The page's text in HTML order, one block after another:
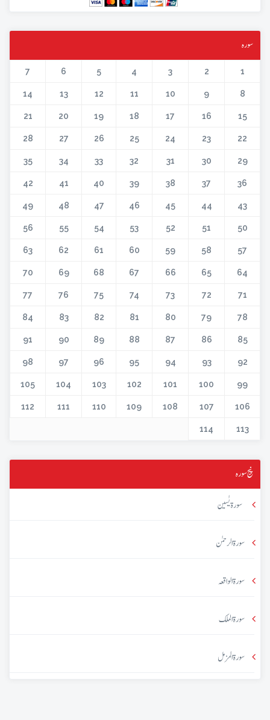
سورہ
1
2
3
4
5
6
7
8
9
10
11
12
13
14
15
16
17
18
19
20
21
22
23
24
25
26
27
28
29
30
31
32
33
34
35
36
37
38
39
40
41
42
43
44
45
46
47
48
49
50
51
52
53
54
55
56
57
58
59
60
61
62
63
64
65
66
67
68
69
70
71
72
73
74
75
76
77
78
79
80
81
82
83
84
85
86
87
88
89
90
91
92
93
94
95
96
97
98
99
100
101
102
103
104
105
106
107
108
109
110
111
112
113
114
پنج سورہ
سورۃ یٰسین
سورۃ الرحمٰن
سورۃ الواقعہ
سورۃ الملک
سورۃ المزمل